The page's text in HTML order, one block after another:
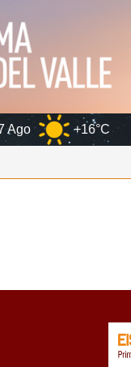
8 Ago